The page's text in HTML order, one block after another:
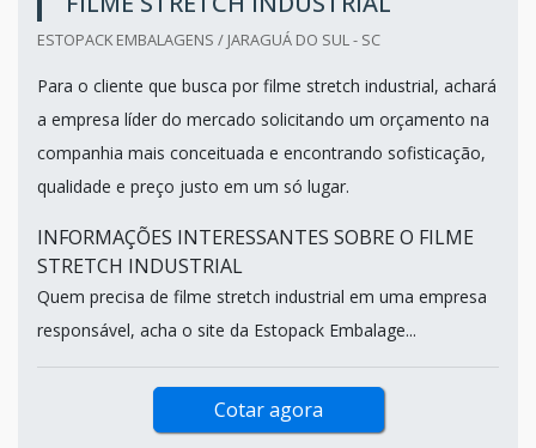
ESTOPACK EMBALAGENS / JARAGUÁ DO SUL - SC
Para o cliente que busca por filme stretch industrial, achará
a empresa líder do mercado solicitando um orçamento na
companhia mais conceituada e encontrando sofisticação,
qualidade e preço justo em um só lugar.
INFORMAÇÕES INTERESSANTES SOBRE O FILME
STRETCH INDUSTRIAL
Quem precisa de filme stretch industrial em uma empresa
responsável, acha o site da Estopack Embalage...
Cotar agora